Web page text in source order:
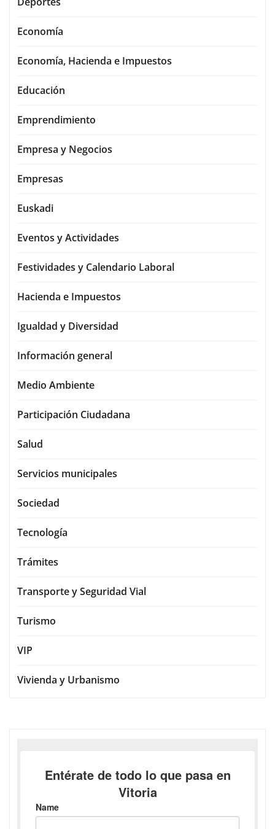
Economía
Economía, Hacienda e Impuestos
Educación
Emprendimiento
Empresa y Negocios
Empresas
Euskadi
Eventos y Actividades
Festividades y Calendario Laboral
Hacienda e Impuestos
Igualdad y Diversidad
Información general
Medio Ambiente
Participación Ciudadana
Salud
Servicios municipales
Sociedad
Tecnología
Trámites
Transporte y Seguridad Vial
Turismo
VIP
Vivienda y Urbanismo